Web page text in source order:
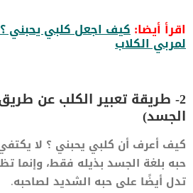
اقرأ أيضا:
لمربي الكلاب
2- طريقة تعبير الكلب عن
الجسد)
كيف أعرف أن كلبي يحبني ؟ لا
حبه بلغة الجسد بذيله فقط، وإنما
تدل أيضًا على حبه الشديد لصاحبه.